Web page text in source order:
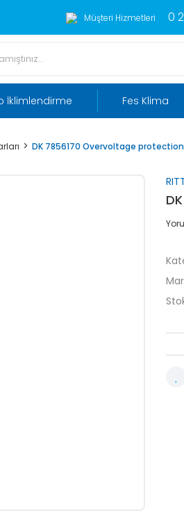
Müşteri Hizmetleri 0
İklimlendirme Fes Klima
DK 7856170 Overvoltage protection